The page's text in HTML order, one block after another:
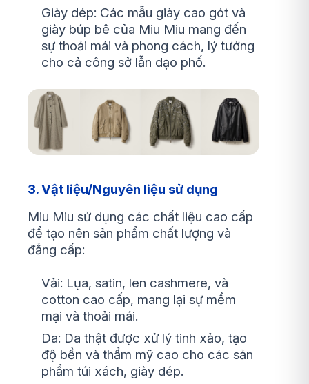
Giày dép: Các mẫu giày cao gót và
giày búp bê của Miu Miu mang đến
sự thoải mái và phong cách, lý tưởng
cho cả công sở lẫn dạo phố.
3. Vật liệu/Nguyên liệu sử dụng
Miu Miu sử dụng các chất liệu cao cấp
để tạo nên sản phẩm chất lượng và
đẳng cấp:
Vải: Lụa, satin, len cashmere, và
cotton cao cấp, mang lại sự mềm
mại và thoải mái.
Da: Da thật được xử lý tinh xảo, tạo
độ bền và thẩm mỹ cao cho các sản
phẩm túi xách, giày dép.